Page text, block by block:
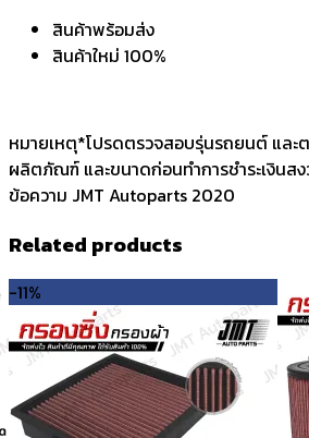
สินค้าพร้อมส่ง
สินค้าใหม่ 100%
หมายเหตุ*โปรดตรวจสอบรุ่นรถยนต์ และ
ผลิตภัณฑ์ และขนาดก่อนทำการชำระเงินส
ข้อความ JMT Autoparts 2020
Related products
-11%